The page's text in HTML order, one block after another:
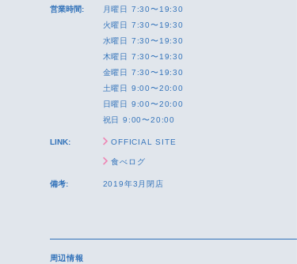
営業時間:
月曜日 7:30〜19:30
火曜日 7:30〜19:30
水曜日 7:30〜19:30
木曜日 7:30〜19:30
金曜日 7:30〜19:30
土曜日 9:00〜20:00
日曜日 9:00〜20:00
祝日 9:00〜20:00
LINK: OFFICIAL SITE
食べログ
備考: 2019年3月閉店
周辺情報